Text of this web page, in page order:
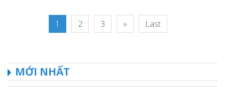
1 2 3 » Last
MỚI NHẤT